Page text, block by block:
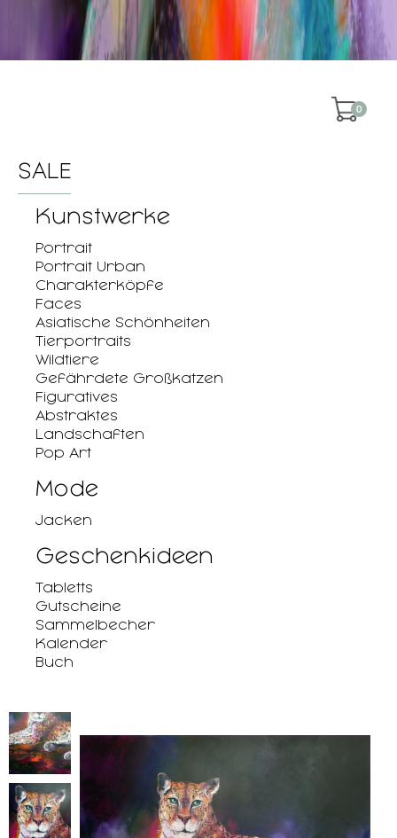
0
SALE
Kunstwerke
Portrait
Portrait Urban
Charakterköpfe
Faces
Asiatische Schönheiten
Tierportraits
Wildtiere
Gefährdete Großkatzen
Figuratives
Abstraktes
Landschaften
Pop Art
Mode
Jacken
Geschenkideen
Tabletts
Gutscheine
Sammelbecher
Kalender
Buch